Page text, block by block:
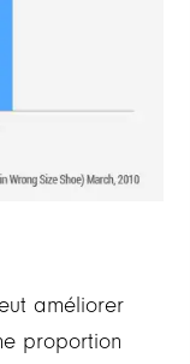
améliorer
proportion